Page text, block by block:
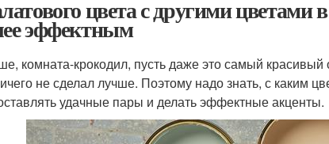
цвета с другими цветами
эффектным
комната-крокодил, пусть даже это самый красивый
не сделал лучше. Поэтому надо знать, с каким
удачные пары и делать эффектные акценты.